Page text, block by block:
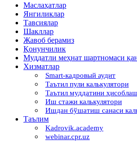
Маслаҳатлар
Янгиликлар
Тавсиялар
Шакллар
Жавоб берамиз
Қонунчилик
Муддатли меҳнат шартномаси
Хизматлар
Smart-кадровый аудит
Таътил пули калькулятори
Таътил муддатини
Иш стажи калькулятори
Ишдан бўшатиш санаси
Таълим
Kadrovik.academy
webinar.cpr.uz